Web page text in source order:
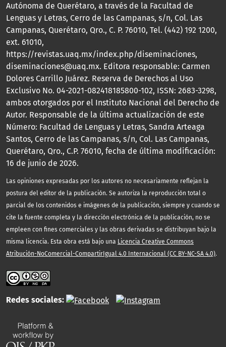
Autónoma de Querétaro, a través de la Facultad de
Lenguas y Letras, Cerro de las Campanas, s/n, Col. Las
Campanas, Querétaro, Qro., C. P. 76010, Tel. (442) 192 1200,
ext. 61010,
https://revistas.uaq.mx/index.php/diseminaciones,
diseminaciones@uaq.mx. Editora responsable: Carmen
Dolores Carrillo Juárez. Reserva de Derechos al Uso
Exclusivo No. 04-2021-082418185800-102, ISSN: 2683-3298,
ambos otorgados por el Instituto Nacional del Derecho de
Autor. Responsable de la última actualización de este
Número: Facultad de Lenguas y Letras, Sandra Arteaga
Santos, Cerro de las Campanas, s/n, Col. Las Campanas,
Querétaro, Qro., C.P. 76010, fecha de última modificación:
16 de junio de 2026.
Las opiniones expresadas por los autores no necesariamente reflejan la
postura del editor de la publicación. Se autoriza la reproducción total o
parcial de los contenidos e imágenes de la publicación, siempre y cuando se
cite la fuente completa y la dirección electrónica de la publicación, no se
empleen con fines comerciales y las obras derivadas se distribuyan bajo la
misma licencia. Esta obra está bajo una Licencia Creative Commons
Atribución-NoComercial-CompartirIgual 4.0 Internacional (CC BY-NC-SA 4.0).
Redes sociales: